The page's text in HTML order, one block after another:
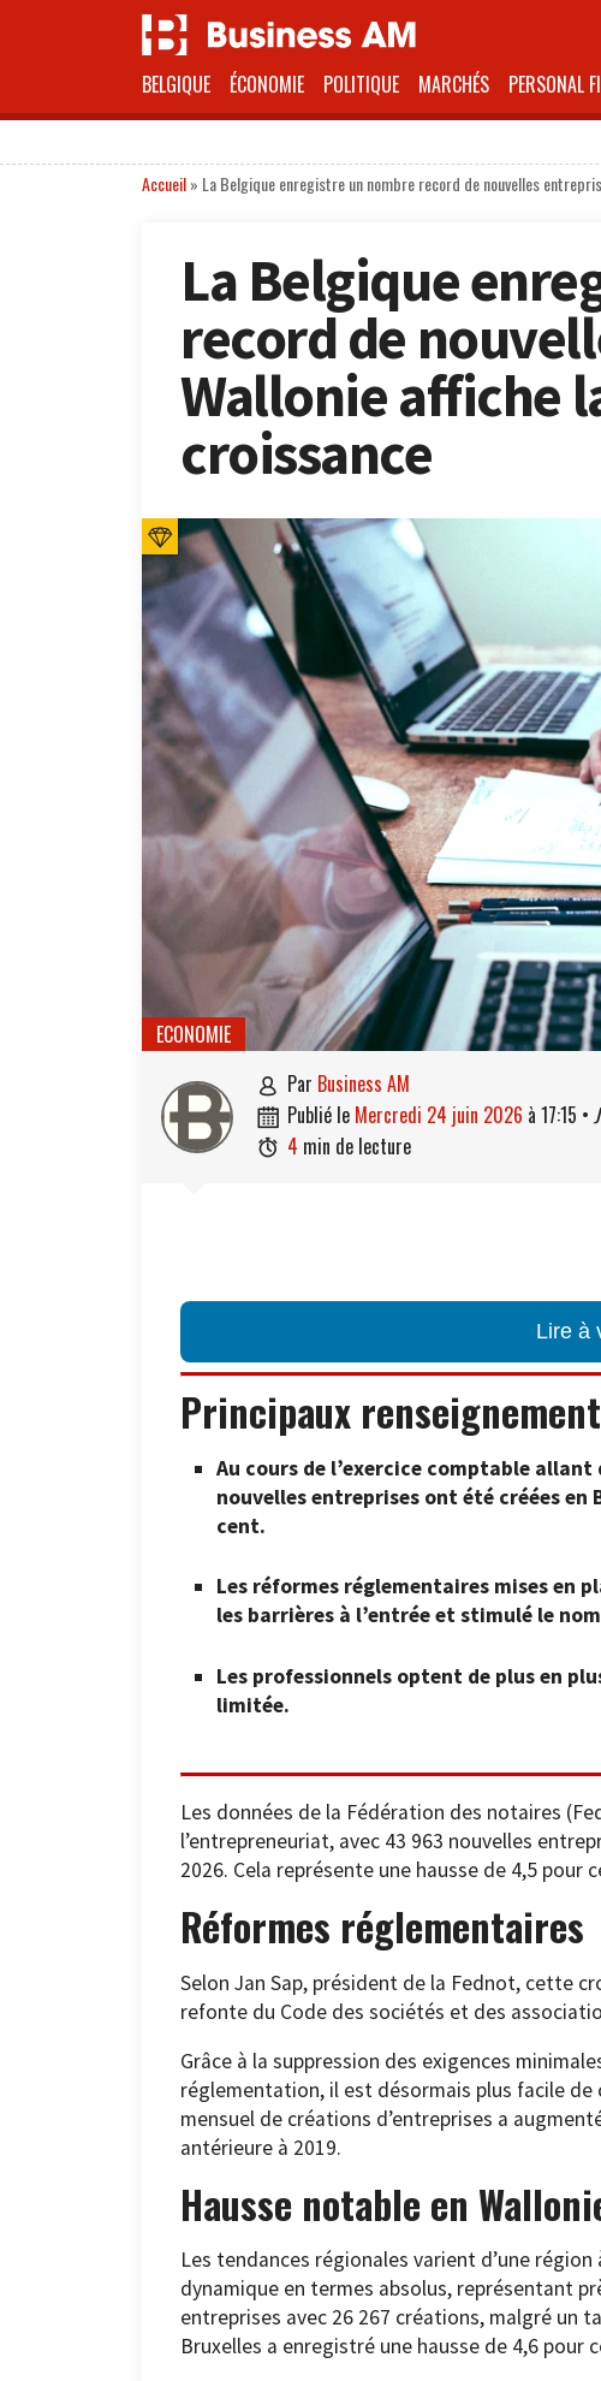
BELGIQUE ÉCONOMIE POLITIQUE MARCHÉS PERSONAL
Accueil» La Belgique enregistre un nombre record de nouvelles
La Belgique
record de
Wallonie affiche
croissance
ECONOMIE
 par Business AM
 publié le mercredi 24 juin 2026 à 17:15 •
 4 min de lecture
Lire à
Principaux
Au cours de l’exercice comptable allant
nouvelles entreprises ont été créées en
cent.
Les réformes réglementaires mises en
les barrières à l’entrée et stimulé le
Les professionnels optent de plus en
limitée.
Les données de la Fédération des notaires
l’entrepreneuriat, avec 43 963 nouvelles
2026. Cela représente une hausse de 4,5 pour
Réformes réglementaires
Selon Jan Sap, président de la Fednot, cette
refonte du Code des sociétés et des
Grâce à la suppression des exigences
réglementation, il est désormais plus facile de
mensuel de créations d’entreprises a
antérieure à 2019.
Hausse notable en
Les tendances régionales varient d’une
dynamique en termes absolus, représentant
entreprises avec 26 267 créations, malgré un
Bruxelles a enregistré une hausse de 4,6 pour